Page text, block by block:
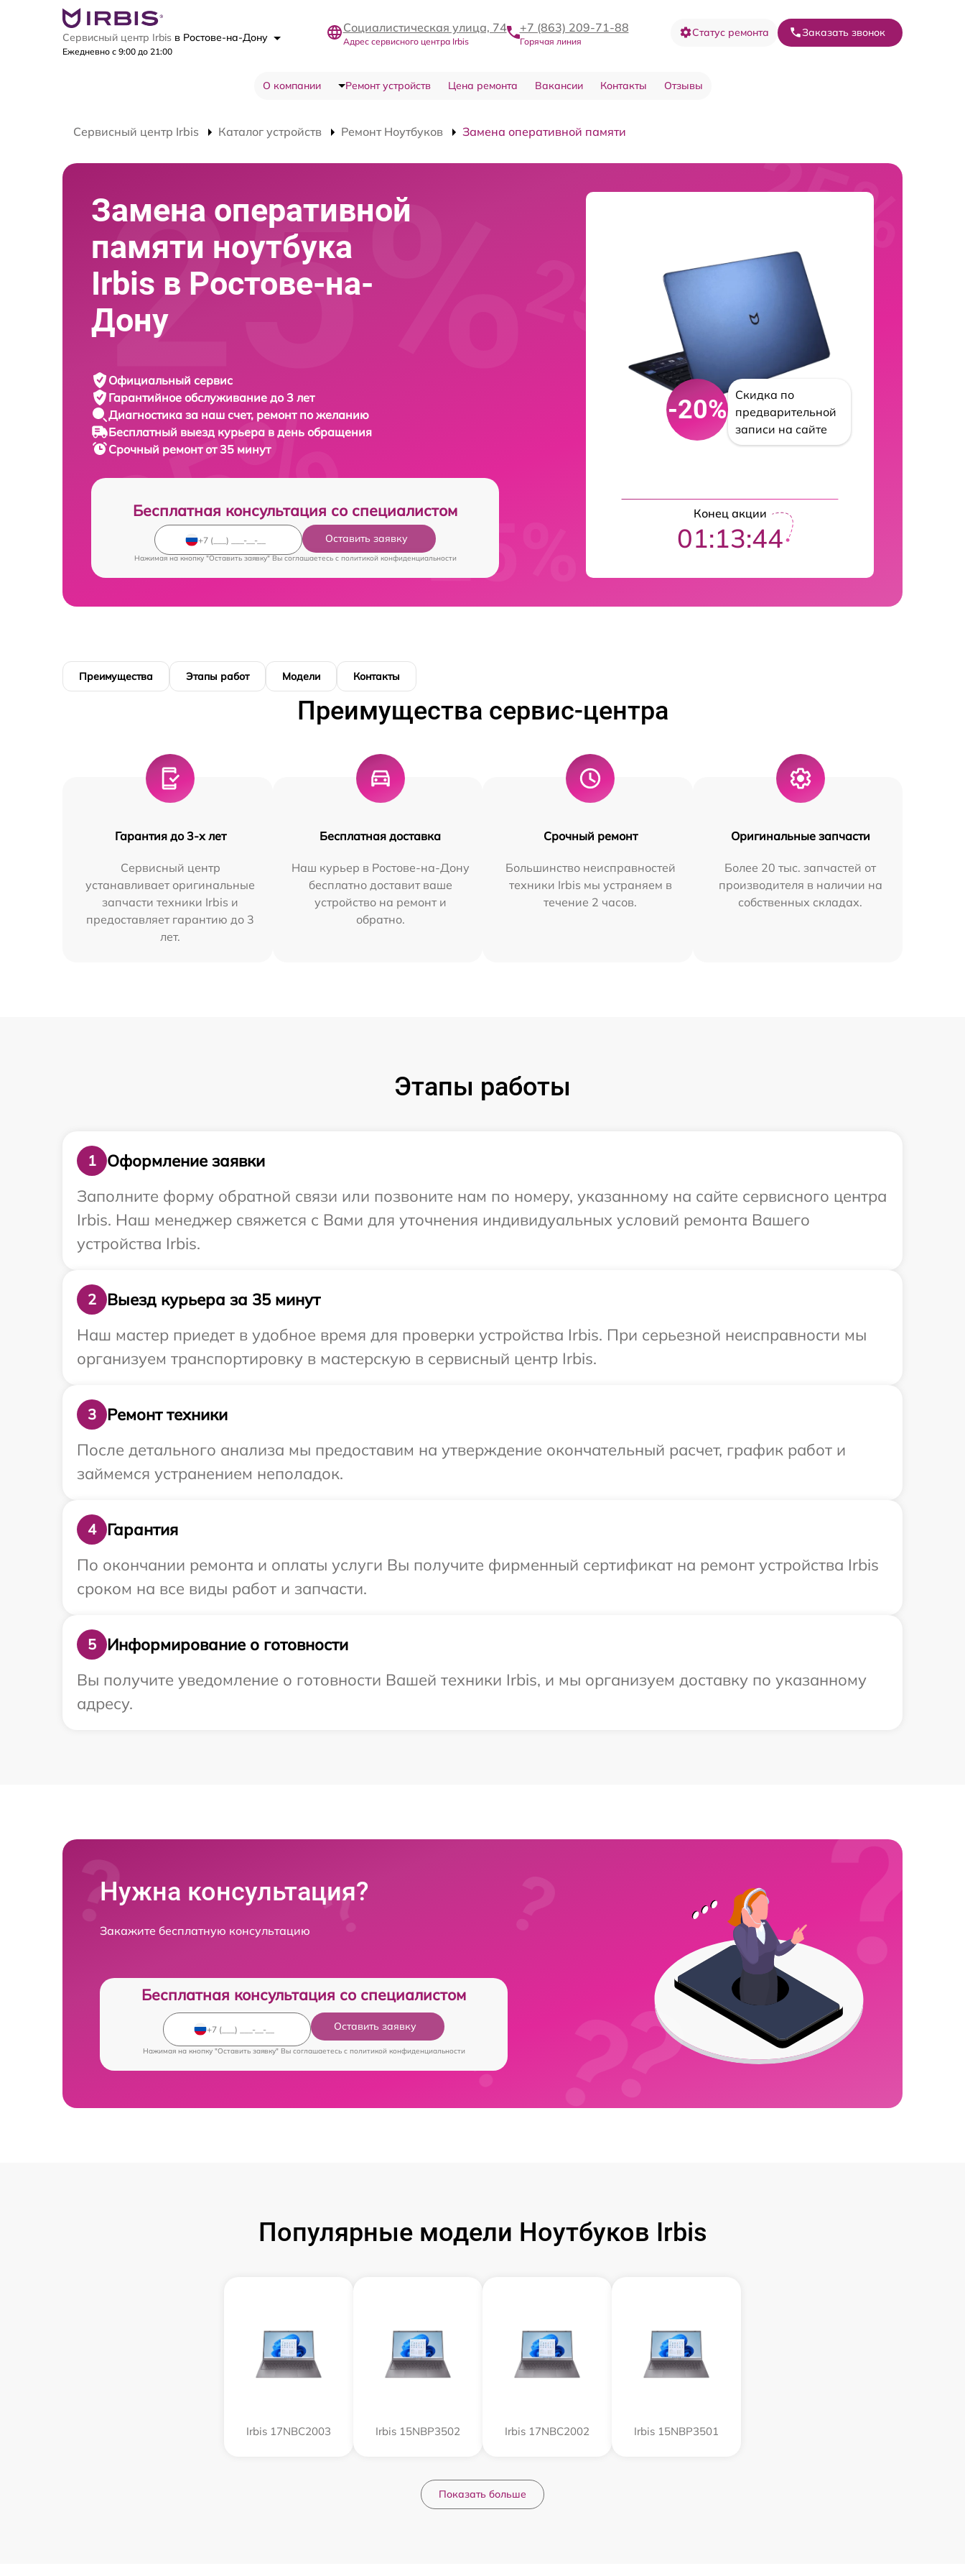
Сервисный центр Irbis в Ростове-на-Дону
Ежедневно с 9:00 до 21:00
Социалистическая улица, 74
Адрес сервисного центра Irbis
+7 (863) 209-71-88
Горячая линия
Статус ремонта Заказать звонок
О компании Ремонт устройств Цена ремонта Вакансии Контакты Отзывы
Сервисный центр Irbis Каталог устройств Ремонт Ноутбуков Замена оперативной памяти
Замена оперативной
памяти ноутбука
Irbis в Ростове-на-
Дону
Официальный сервис
Гарантийное обслуживание до 3 лет
Диагностика за наш счет, ремонт по желанию
Бесплатный выезд курьера в день обращения
Срочный ремонтот 35 минут
Бесплатная консультация со специалистом
Оставить заявку
Нажимая на кнопку "Оставить заявку" Вы соглашаетесь c политикой конфиденциальности
-20%
Скидка по
предварительной
записи на сайте
Конец акции
01:13:43
Преимущества Этапы работ Модели Контакты
Преимущества сервис-центра
Гарантия до 3-х лет
Сервисный центр
устанавливает оригинальные
запчасти техники Irbis и
предоставляет гарантию до 3
лет.
Бесплатная доставка
Наш курьер в Ростове-на-Дону
бесплатно доставит ваше
устройство на ремонт и
обратно.
Срочный ремонт
Большинство неисправностей
техники Irbis мы устраняем в
течение 2 часов.
Оригинальные запчасти
Более 20 тыс. запчастей от
производителя в наличии на
собственных складах.
Этапы работы
1
Оформление заявки
Заполните форму обратной связи или позвоните нам по номеру, указанному на сайте сервисного центра
Irbis. Наш менеджер свяжется с Вами для уточнения индивидуальных условий ремонта Вашего
устройства Irbis.
2
Выезд курьера за 35 минут
Наш мастер приедет в удобное время для проверки устройства Irbis. При серьезной неисправности мы
организуем транспортировку в мастерскую в сервисный центр Irbis.
3
Ремонт техники
После детального анализа мы предоставим на утверждение окончательный расчет, график работ и
займемся устранением неполадок.
4
Гарантия
По окончании ремонта и оплаты услуги Вы получите фирменный сертификат на ремонт устройства Irbis
сроком на все виды работ и запчасти.
5
Информирование о готовности
Вы получите уведомление о готовности Вашей техники Irbis, и мы организуем доставку по указанному
адресу.
Нужна консультация?
Закажите бесплатную консультацию
Бесплатная консультация со специалистом
Оставить заявку
Нажимая на кнопку "Оставить заявку" Вы соглашаетесь c политикой конфиденциальности
Популярные модели Ноутбуков Irbis
Irbis 17NBC2003 Irbis 15NBP3502 Irbis 17NBC2002 Irbis 15NBP3501
Показать больше